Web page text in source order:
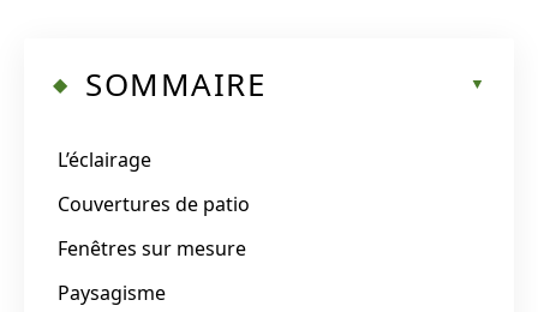
SOMMAIRE
L’éclairage
Couvertures de patio
Fenêtres sur mesure
Paysagisme